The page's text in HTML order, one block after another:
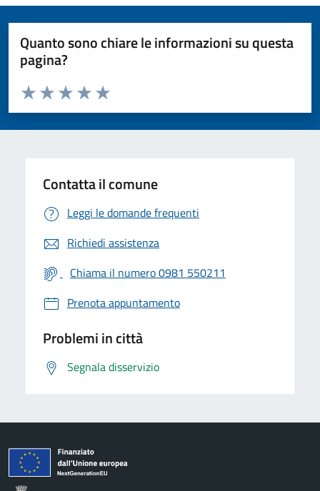
Quanto sono chiare le informazioni su questa
pagina?
Valuta da 1 a 5 stelle la pagina
Valuta 5 stelle su 5
Valuta 4 stelle su 5
Valuta 3 stelle su 5
Valuta 2 stelle su 5
Valuta 1 stelle su 5
Contatta il comune
Leggi le domande frequenti
Richiedi assistenza
Chiama il numero 0981 550211
Prenota appuntamento
Problemi in città
Segnala disservizio